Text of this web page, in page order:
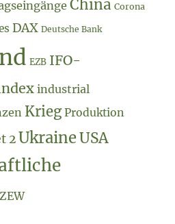
China Corona
DAX Deutsche Bank
EZB IFO-
industrial
Krieg Produktion
2 Ukraine USA
ZEW